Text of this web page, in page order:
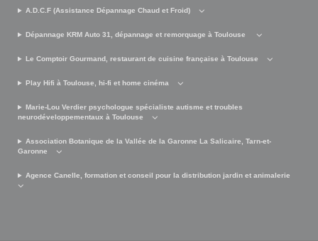
A.D.C.F (Assistance Dépannage Chaud et Froid)
Dépannage KRM Auto 31, dépannage et remorquage à Toulouse
Le Comptoir Gourmand, restaurant de cuisine française à Toulouse
Play Hifi à Toulouse, hi-fi et home cinéma
Marie-Lou Verdier psychologue spécialiste autisme et troubles
neurodéveloppementaux à Toulouse
Association Botanique de la Vallée de la Garonne La Salicaire, Tarn-et-
Garonne
Agence Canelle, formation et conseil pour la distribution jardin et animalerie